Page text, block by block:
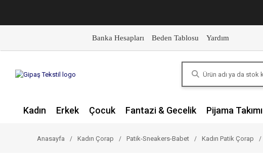
Banka Hesapları Beden Tablosu Yardım
Kadın Erkek Çocuk Fantazi & Gecelik Pijama Takımı
Anasayfa Kadın Çorap Patik-Sneakers-Babet Kadın Patik Çorap